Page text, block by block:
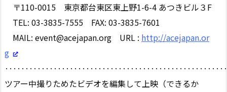
〒110-0015 東京都台東区東上野1-6-4 あつきビル３F
TEL: 03-3835-7555 FAX: 03-3835-7601
MAIL: event@acejapan.org URL : http://acejapan.or
g
ツアー中撮りためたビデオを編集して上映（できるか